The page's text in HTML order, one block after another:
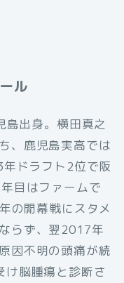
ル
出身。横田真之
、鹿児島実高では
ドラフト2位で阪
目はファームで
の開幕戦にスタメ
らず、翌2017年
因不明の頭痛が続
け脳腫瘍と診断さ